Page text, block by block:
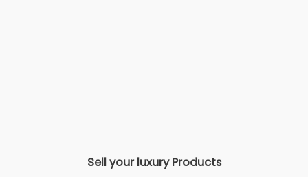
Sell your luxury Products